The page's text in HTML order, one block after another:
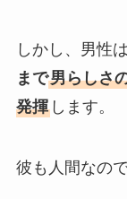
しかし、男性は
まで男らしさ
発揮します。
彼も人間なの